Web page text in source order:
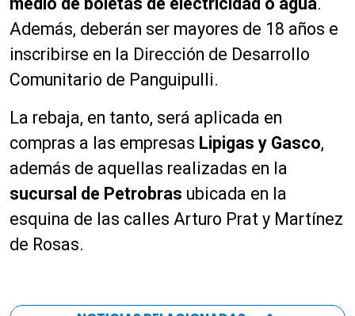
Además, deberán ser mayores de 18 años e
inscribirse en la Dirección de Desarrollo
Comunitario de Panguipulli.
La rebaja, en tanto, será aplicada en
compras a las empresas Lipigas y Gasco,
además de aquellas realizadas en la
sucursal de Petrobras ubicada en la
esquina de las calles Arturo Prat y Martínez
de Rosas.